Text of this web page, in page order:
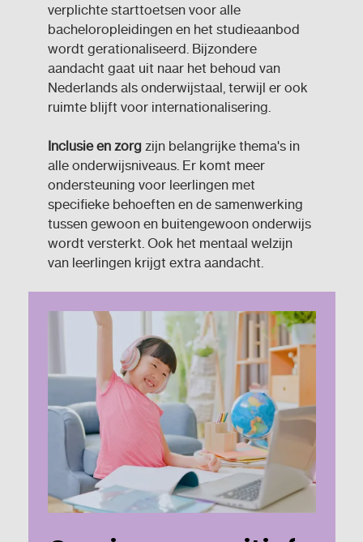
verplichte starttoetsen voor alle
bacheloropleidingen en het studieaanbod
wordt gerationaliseerd. Bijzondere
aandacht gaat uit naar het behoud van
Nederlands als onderwijstaal, terwijl er ook
ruimte blijft voor internationalisering.
Inclusie en zorgzijn belangrijke thema's in
alle onderwijsniveaus. Er komt meer
ondersteuning voor leerlingen met
specifieke behoeften en de samenwerking
tussen gewoon en buitengewoon onderwijs
wordt versterkt. Ook het mentaal welzijn
van leerlingen krijgt extra aandacht.